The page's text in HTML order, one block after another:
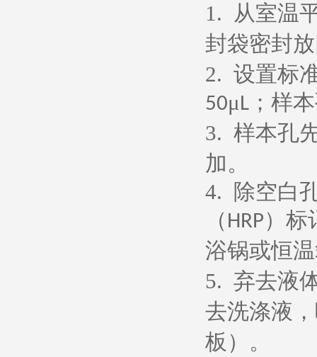
1. 从室温
封袋密封
2. 设置标
50μL ；样
3. 样本孔
加。
4. 除空白
（ HRP）标
浴锅或恒
5. 弃去液
去洗涤液
板）。